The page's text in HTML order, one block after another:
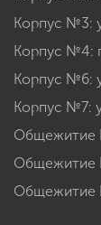
Корпус №3:
Корпус №4:
Корпус №6:
Корпус №7:
Общежитие
Общежитие
Общежитие